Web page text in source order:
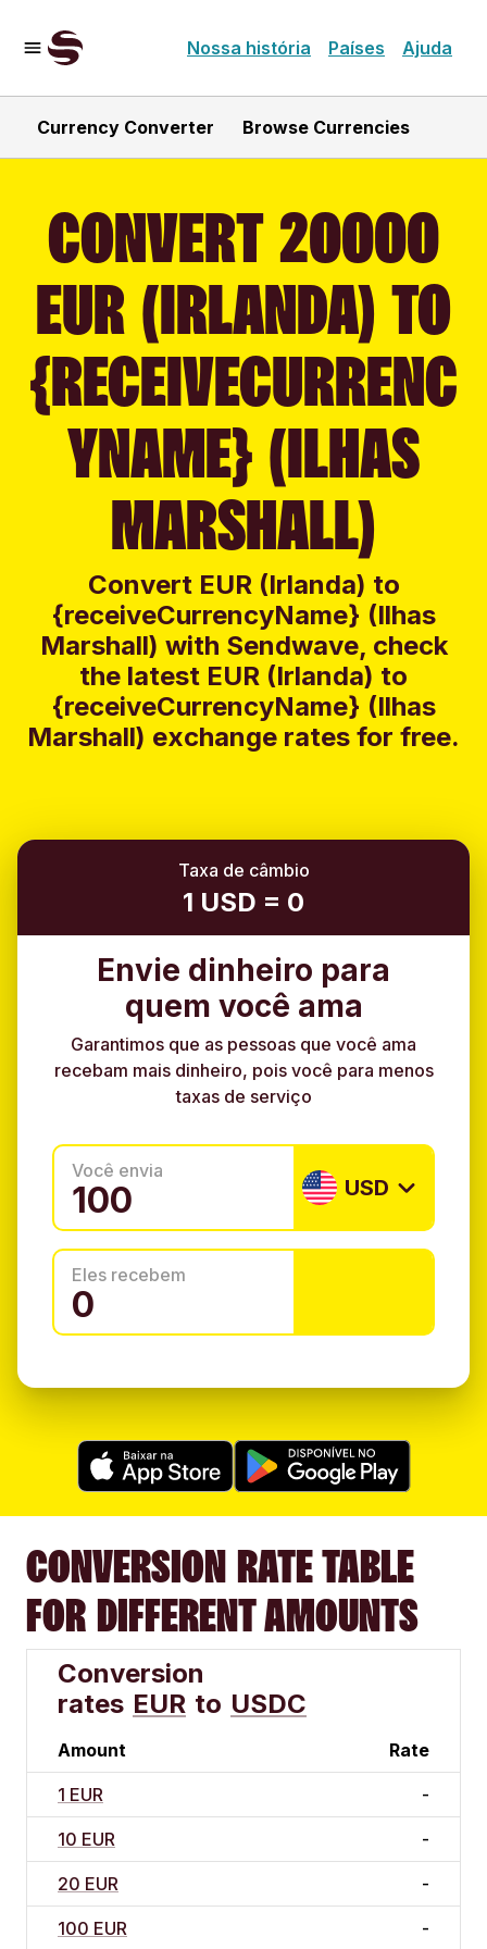
Nossa história Países Ajuda
Currency Converter Browse Currencies
CONVERT 20000
EUR (IRLANDA) TO
{RECEIVECURRENC
YNAME} (ILHAS
MARSHALL)
Convert EUR (Irlanda) to
{receiveCurrencyName} (Ilhas
Marshall) with Sendwave, check
the latest EUR (Irlanda) to
{receiveCurrencyName} (Ilhas
Marshall) exchange rates for free.
Taxa de câmbio
1 USD = 0
Envie dinheiro para
quem você ama
Garantimos que as pessoas que você ama
recebam mais dinheiro, pois você para menos
taxas de serviço
Você envia
USD
Eles recebem
CONVERSION RATE TABLE
FOR DIFFERENT AMOUNTS
Conversion
rates EUR to USDC
Amount Rate
1 EUR -
10 EUR -
20 EUR -
100 EUR -